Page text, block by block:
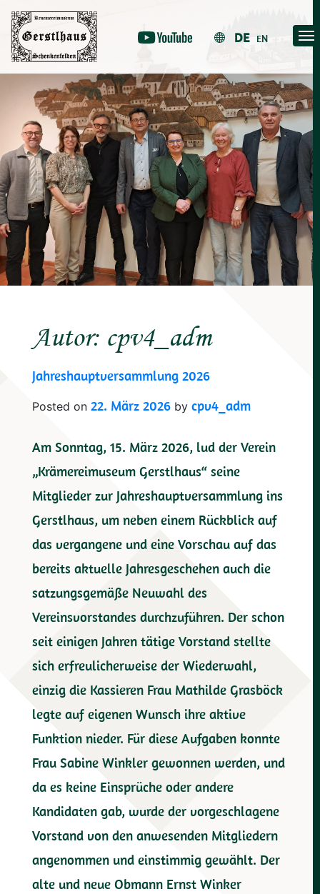
Skip
content
DE EN
Autor: cpv4_adm
Jahreshauptversammlung 2026
Posted on 22. März 2026by cpv4_adm
Am Sonntag, 15. März 2026, lud der Verein
„Krämereimuseum Gerstlhaus“ seine
Mitglieder zur Jahreshauptversammlung ins
Gerstlhaus, um neben einem Rückblick auf
das vergangene und eine Vorschau auf das
bereits aktuelle Jahresgeschehen auch die
satzungsgemäße Neuwahl des
Vereinsvorstandes durchzuführen. Der schon
seit einigen Jahren tätige Vorstand stellte
sich erfreulicherweise der Wiederwahl,
einzig die Kassieren Frau Mathilde Grasböck
legte auf eigenen Wunsch ihre aktive
Funktion nieder. Für diese Aufgaben konnte
Frau Sabine Winkler gewonnen werden, und
da es keine Einsprüche oder andere
Kandidaten gab, wurde der vorgeschlagene
Vorstand von den anwesenden Mitgliedern
angenommen und einstimmig gewählt. Der
alte und neue Obmann Ernst Winker